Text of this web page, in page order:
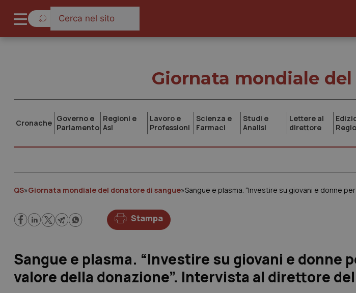
Giornata mondiale
Cronache Governo e
Parlamento
Regioni e
Asl
Lavoro e
Professioni
Scienza e
Farmaci
Studi e
Analisi
Lettere al
direttore
QS»Giornata mondiale del donatore di sangue»
Stampa
Sangue e plasma. “Investire su giovani e donne
valore della donazione”. Intervista al direttore